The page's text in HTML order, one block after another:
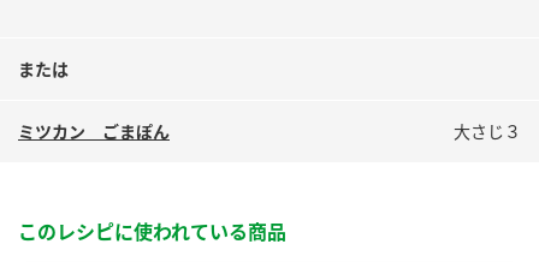
または
ミツカン ごまぽん 大さじ３
このレシピに使われている商品